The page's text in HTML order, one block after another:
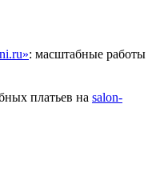
: масштабные работы
платьев на salon-